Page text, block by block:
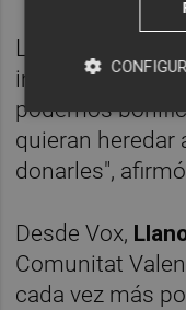
La diputada
impuesto de
podemos
quieran heredar
donarles",
Desde Vox,
Comunitat
cada vez más